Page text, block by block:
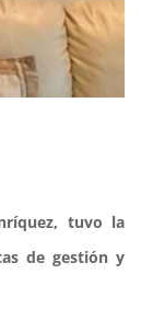
tuvo la
de gestión y